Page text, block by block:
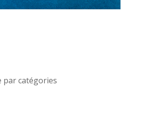
par catégories